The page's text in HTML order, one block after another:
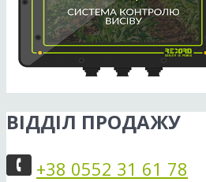
ВІДДІЛ ПРОДАЖУ
+38 0552 31 61 78